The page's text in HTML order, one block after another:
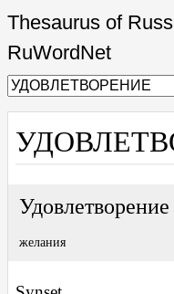
Thesaurus of
RuWordNet
Удовлетворение
желания